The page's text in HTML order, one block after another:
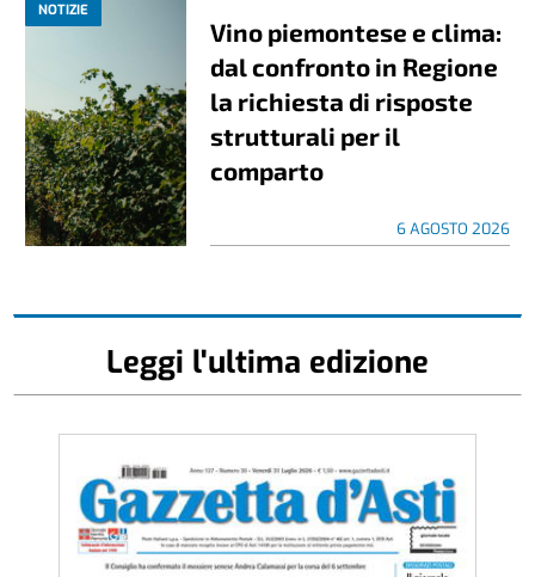
NOTIZIE
Vino piemontese e clima:
dal confronto in Regione
la richiesta di risposte
strutturali per il
comparto
6 AGOSTO 2026
Leggi l'ultima edizione